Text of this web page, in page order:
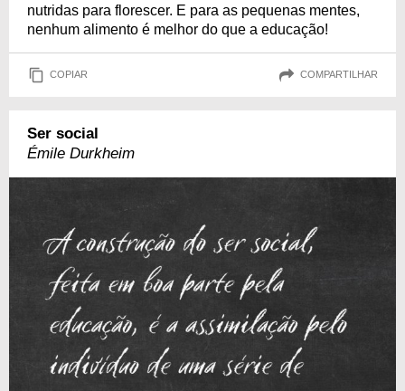
nutridas para florescer. E para as pequenas mentes,
nenhum alimento é melhor do que a educação!
COPIAR COMPARTILHAR
Ser social
Émile Durkheim